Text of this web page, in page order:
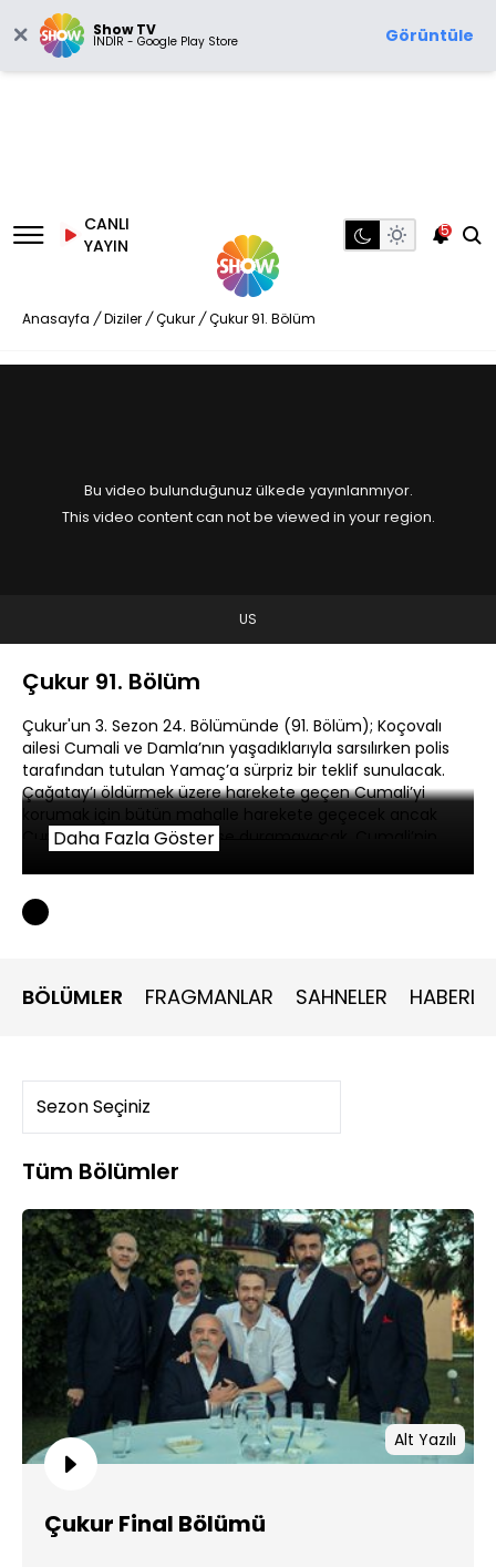
Show TV
İNDİR - Google Play Store Görüntüle
CANLI
YAYIN
5
Anasayfa / Diziler / Çukur / Çukur 91. Bölüm
Bu video bulunduğunuz ülkede yayınlanmıyor.
This video content can not be viewed in your region.
US
Çukur 91. Bölüm
Çukur'un 3. Sezon 24. Bölümünde (91. Bölüm); Koçovalı
ailesi Cumali ve Damla’nın yaşadıklarıyla sarsılırken polis
tarafından tutulan Yamaç’a sürpriz bir teklif sunulacak.
Çağatay’ı öldürmek üzere harekete geçen Cumali’yi
korumak için bütün mahalle harekete geçecek ancak
Cumali’nin karşısında kimse duramayacak. Cumali’nin
karşısında bir koz elde edebilmesi için Efsun kritik bir hamle
yapacak. Vartolu eski bir düşmanla olan hesabını
kapatırken zor anlar yaşayacak. Yamaç’ın Çağatay’ın
Daha Fazla Göster
BÖLÜMLER FRAGMANLAR SAHNELER
Tüm Bölümler
Alt Yazılı
Çukur Final Bölümü